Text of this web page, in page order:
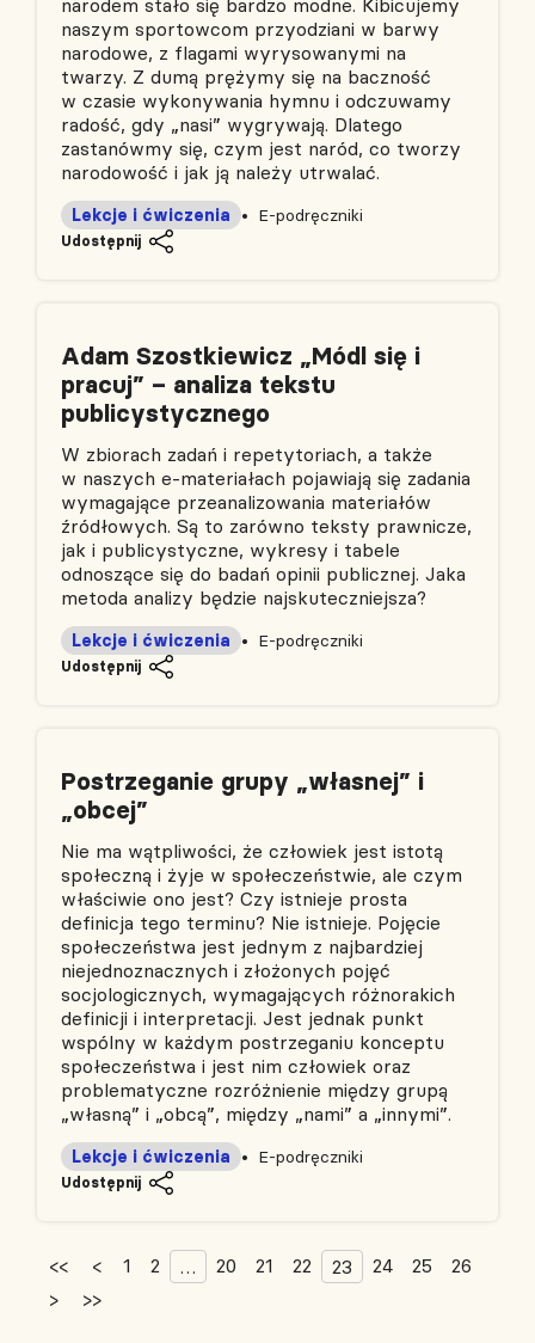
naszym sportowcom przyodziani w barwy
narodowe, z flagami wyrysowanymi na
twarzy. Z dumą prężymy się na baczność
w czasie wykonywania hymnu i odczuwamy
radość, gdy „nasi” wygrywają. Dlatego
zastanówmy się, czym jest naród, co tworzy
narodowość i jak ją należy utrwalać.
E-podręczniki
Lekcje i ćwiczenia
Udostępnij
Adam Szostkiewicz „Módl się i
pracuj” – analiza tekstu
publicystycznego
W zbiorach zadań i repetytoriach, a także
w naszych e‑materiałach pojawiają się zadania
wymagające przeanalizowania materiałów
źródłowych. Są to zarówno teksty prawnicze,
jak i publicystyczne, wykresy i tabele
odnoszące się do badań opinii publicznej. Jaka
metoda analizy będzie najskuteczniejsza?
E-podręczniki
Lekcje i ćwiczenia
Udostępnij
Postrzeganie grupy „własnej” i
„obcej”
Nie ma wątpliwości, że człowiek jest istotą
społeczną i żyje w społeczeństwie, ale czym
właściwie ono jest? Czy istnieje prosta
definicja tego terminu? Nie istnieje. Pojęcie
społeczeństwa jest jednym z najbardziej
niejednoznacznych i złożonych pojęć
socjologicznych, wymagających różnorakich
definicji i interpretacji. Jest jednak punkt
wspólny w każdym postrzeganiu konceptu
społeczeństwa i jest nim człowiek oraz
problematyczne rozróżnienie między grupą
„własną” i „obcą”, między „nami” a „innymi”.
E-podręczniki
Lekcje i ćwiczenia
Udostępnij
<< < 1 2 … 20 21 22 23 24 25
26
>
>>